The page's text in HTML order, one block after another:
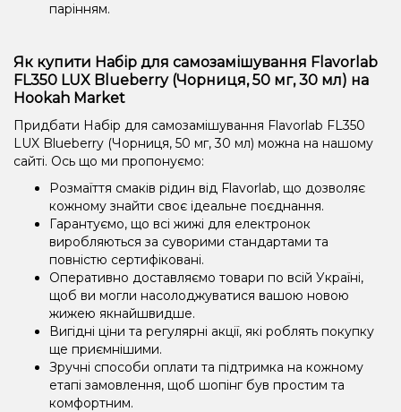
парінням.
Як купити Набір для самозамішування Flavorlab
FL350 LUX Blueberry (Чорниця, 50 мг, 30 мл) на
Hookah Market
Придбати Набір для самозамішування Flavorlab FL350
LUX Blueberry (Чорниця, 50 мг, 30 мл) можна на нашому
сайті. Ось що ми пропонуємо:
Розмаїття смаків рідин від Flavorlab, що дозволяє
кожному знайти своє ідеальне поєднання.
Гарантуємо, що всі жижі для електронок
виробляються за суворими стандартами та
повністю сертифіковані.
Оперативно доставляємо товари по всій Україні,
щоб ви могли насолоджуватися вашою новою
жижею якнайшвидше.
Вигідні ціни та регулярні акції, які роблять покупку
ще приємнішими.
Зручні способи оплати та підтримка на кожному
етапі замовлення, щоб шопінг був простим та
комфортним.